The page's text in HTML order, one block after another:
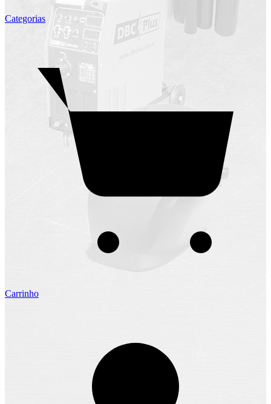
Categorias
Carrinho